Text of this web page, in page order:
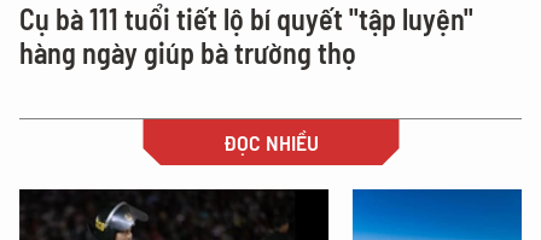
Cụ bà 111 tuổi tiết lộ bí quyết "tập luyện"
hàng ngày giúp bà trường thọ
ĐỌC NHIỀU